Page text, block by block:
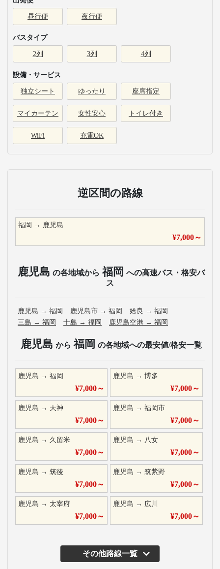
昼行便 夜行便
バスタイプ
2列 3列 4列
設備・サービス
独立シート ゆったり 座席指定
マイカーテン 女性安心 トイレ付き
WiFi 充電OK
逆区間の路線
福岡 → 鹿児島
¥7,000～
鹿児島 の各地域から 福岡 への高速バス・格安バ
ス
鹿児島 → 福岡 鹿児島市 → 福岡 姶良 → 福岡
三島 → 福岡 十島 → 福岡 鹿児島空港 → 福岡
鹿児島 から 福岡 の各地域への最安値/格安一覧
鹿児島 → 福岡
¥7,000～
鹿児島 →博多
¥7,000～
鹿児島 → 天神
¥7,000～
鹿児島 →福岡市
¥7,000～
鹿児島 → 久留米
¥7,000～
鹿児島 → 八女
¥7,000～
鹿児島 → 筑後
¥7,000～
鹿児島 →筑紫野
¥7,000～
鹿児島 → 太宰府
¥7,000～
鹿児島 → 広川
¥7,000～
その他路線一覧